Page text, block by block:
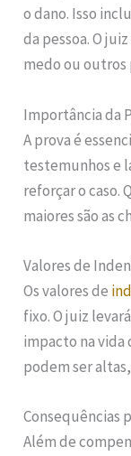
o dano. Isso
da pessoa. O
medo ou outros
Importância da
A prova é
testemunhos e
reforçar o caso.
maiores são as
Valores de
Os valores de
fixo. O juiz
impacto na vida
podem ser
Consequências
Além de